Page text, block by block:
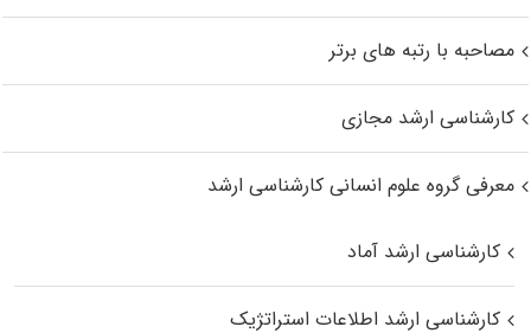
مصاحبه با رتبه های برتر
کارشناسی ارشد مجازی
معرفی گروه علوم انسانی کارشناسی ارشد
کارشناسی ارشد آماد
کارشناسی ارشد اطلاعات استراتژیک